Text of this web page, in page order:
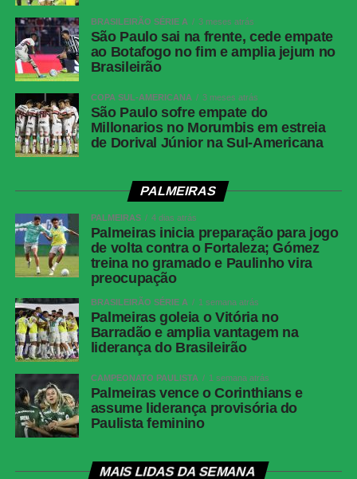
Facebook
Twitter
Messenger
LinkedIn
Share
BRASILEIRÃO SÉRIE A 3 meses atrás
São Paulo sai na frente, cede empate
ao Botafogo no fim e amplia jejum no
Brasileirão
COPA SUL-AMERICANA 3 meses atrás
São Paulo sofre empate do
Millonarios no Morumbis em estreia
de Dorival Júnior na Sul-Americana
PALMEIRAS
PALMEIRAS 4 dias atrás
Palmeiras inicia preparação para jogo
de volta contra o Fortaleza; Gómez
treina no gramado e Paulinho vira
preocupação
BRASILEIRÃO SÉRIE A 1 semana atrás
Palmeiras goleia o Vitória no
Barradão e amplia vantagem na
liderança do Brasileirão
CAMPEONATO PAULISTA 1 semana atrás
Palmeiras vence o Corinthians e
assume liderança provisória do
Paulista feminino
MAIS LIDAS DA SEMANA